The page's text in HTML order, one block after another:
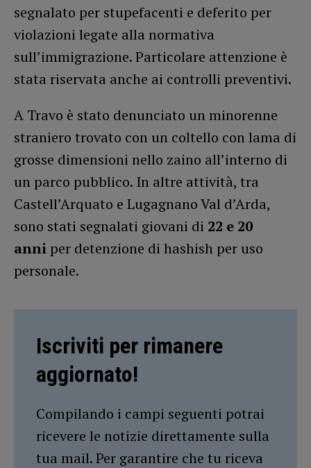
segnalato per stupefacenti e deferito per
violazioni legate alla normativa
sull’immigrazione. Particolare attenzione è
stata riservata anche ai controlli preventivi.
A Travo è stato denunciato un minorenne
straniero trovato con un coltello con lama di
grosse dimensioni nello zaino all’interno di
un parco pubblico. In altre attività, tra
Castell’Arquato e Lugagnano Val d’Arda,
sono stati segnalati giovani di 22 e 20
anni per detenzione di hashish per uso
personale.
Iscriviti per rimanere
aggiornato!
Compilando i campi seguenti potrai
ricevere le notizie direttamente sulla
tua mail. Per garantire che tu riceva